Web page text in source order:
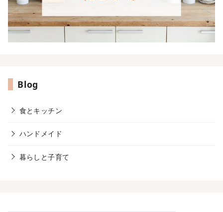
Blog
食とキッチン
ハンドメイド
暮らしと子育て